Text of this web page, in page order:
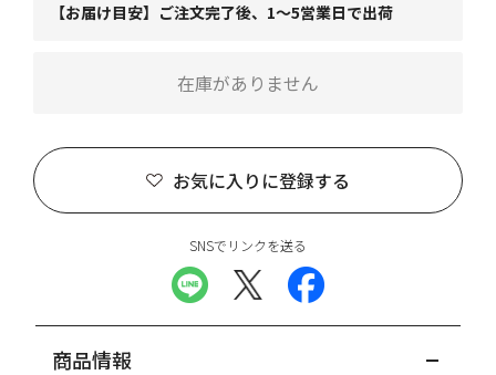
【お届け目安】ご注文完了後、1～5営業日で出荷
お気に入りに登録する
在庫がありません
SNSでリンクを送る
商品情報